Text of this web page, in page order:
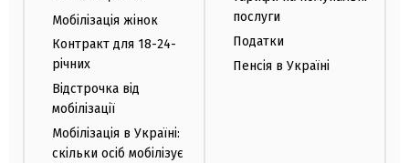
Мобілізація жінок
Контракт для 18-24-
річних
Відстрочка від
мобілізації
Мобілізація в Україні:
скільки осіб мобілізує
послуги
Податки
Пенсія в Україні